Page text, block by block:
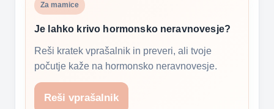
Za mamice
Je lahko krivo hormonsko neravnovesje?
Reši kratek vprašalnik in preveri, ali tvoje
počutje kaže na hormonsko neravnovesje.
Reši vprašalnik